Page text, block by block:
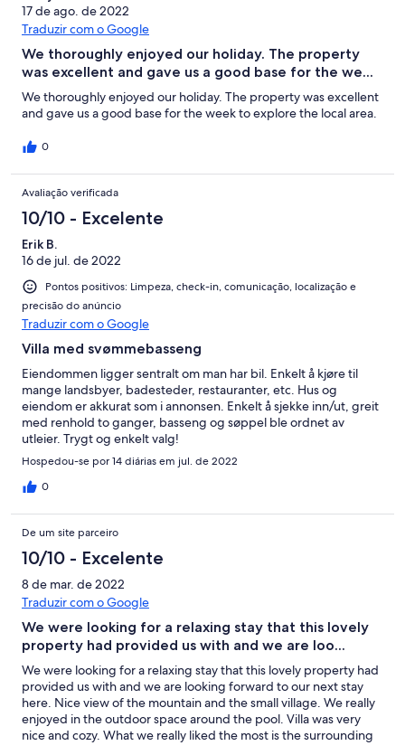
17 de ago. de 2022
Traduzir com o Google
We thoroughly enjoyed our holiday. The property
was excellent and gave us a good base for the we...
We thoroughly enjoyed our holiday. The property was excellent
and gave us a good base for the week to explore the local area.
0
Avaliação verificada
10/10 - Excelente
Erik B.
16 de jul. de 2022
Pontos positivos: Limpeza, check-in, comunicação, localização e
precisão do anúncio
Traduzir com o Google
Villa med svømmebasseng
Eiendommen ligger sentralt om man har bil. Enkelt å kjøre til
mange landsbyer, badesteder, restauranter, etc. Hus og
eiendom er akkurat som i annonsen. Enkelt å sjekke inn/ut, greit
med renhold to ganger, basseng og søppel ble ordnet av
utleier. Trygt og enkelt valg!
Hospedou-se por 14 diárias em jul. de 2022
0
De um site parceiro
10/10 - Excelente
8 de mar. de 2022
Traduzir com o Google
We were looking for a relaxing stay that this lovely
property had provided us with and we are loo...
We were looking for a relaxing stay that this lovely property had
provided us with and we are looking forward to our next stay
here. Nice view of the mountain and the small village. We really
enjoyed in the outdoor space around the pool. Villa was very
nice and cozy. What we really liked the most is the surrounding